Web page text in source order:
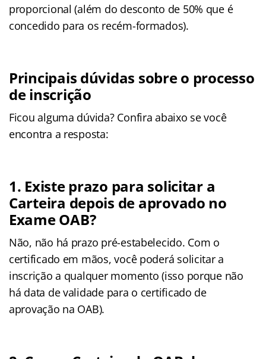
proporcional (além do desconto de 50% que é
concedido para os recém-formados).
Principais dúvidas sobre o processo
de inscrição
Ficou alguma dúvida? Confira abaixo se você
encontra a resposta:
1. Existe prazo para solicitar a
Carteira depois de aprovado no
Exame OAB?
Não, não há prazo pré-estabelecido. Com o
certificado em mãos, você poderá solicitar a
inscrição a qualquer momento (isso porque não
há data de validade para o certificado de
aprovação na OAB).